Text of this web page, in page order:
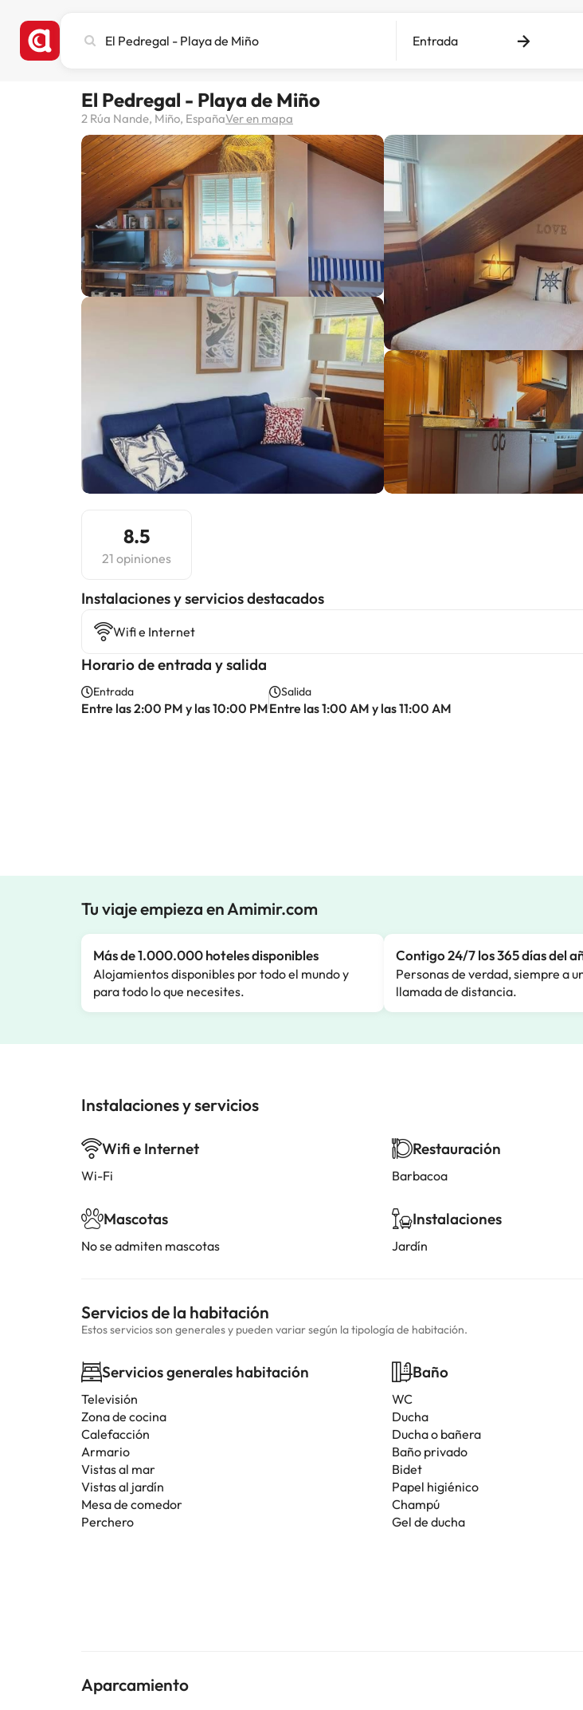
ciudad,
destino
Entrada
El Pedregal - Playa de Miño
2 Rúa Nande, Miño, EspañaVer en mapa
8.5
21 opiniones
Instalaciones y servicios destacados
Wifi e Internet
Horario de entrada y salida
Entrada
Entre las 2:00 PM y las 10:00 PM
Salida
Entre las 1:00 AM y las 11:00 AM
Tu viaje empieza en Amimir.com
Más de 1.000.000 hoteles disponibles
Alojamientos disponibles por todo el mundo y
para todo lo que necesites.
Contigo 24/7 los 365 días del
Personas de verdad, siempre a
llamada de distancia.
Instalaciones y servicios
Wifi e Internet
Wi-Fi
Mascotas
No se admiten mascotas
Restauración
Barbacoa
Instalaciones
Jardín
Servicios de la habitación
Estos servicios son generales y pueden variar según la tipología de habitación.
Servicios generales habitación
Televisión
Zona de cocina
Calefacción
Armario
Vistas al mar
Vistas al jardín
Mesa de comedor
Perchero
Baño
WC
Ducha
Ducha o bañera
Baño privado
Bidet
Papel higiénico
Champú
Gel de ducha
Aparcamiento